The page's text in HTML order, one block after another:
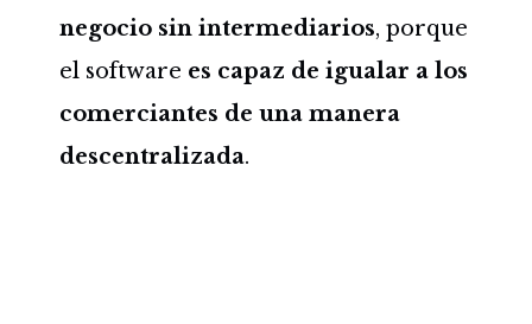
negocio sin intermediarios, porque
el software es capaz de igualar a los
comerciantes de una manera
descentralizada.